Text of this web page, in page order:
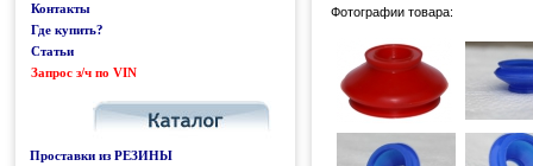
Контакты
Где купить?
Статьи
Запрос з/ч по VIN
Проставки из РЕЗИНЫ
Фотографии товара: